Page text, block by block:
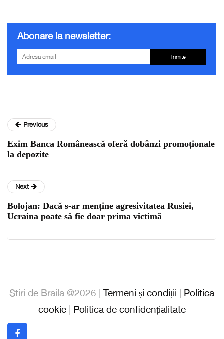
Abonare la newsletter:
Trimite
Previous
Exim Banca Românească oferă dobânzi promoționale
la depozite
Next
Bolojan: Dacă s-ar menține agresivitatea Rusiei,
Ucraina poate să fie doar prima victimă
Stiri de Braila @2026 | Termeni și condiții | Politica
cookie| Politica de confidențialitate